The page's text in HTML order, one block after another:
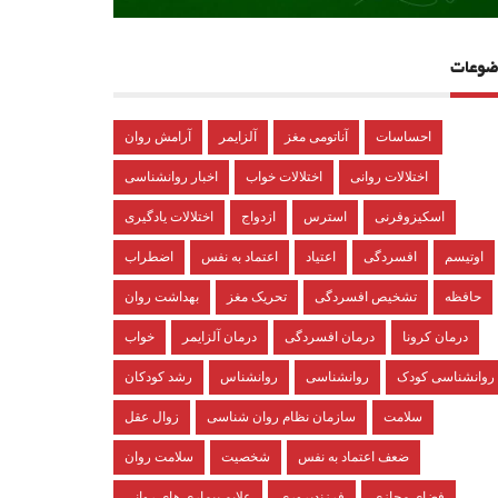
آرامش روان آلزایمر آناتومی مغز احساسات
اخبار روانشناسی اختلالات خواب اختلالات روانی
اختلالات یادگیری ازدواج استرس اسکیزوفرنی
اضطراب اعتماد به نفس اعتیاد افسردگی اوتیسم
بهداشت روان تحریک مغز تشخیص افسردگی حافظه
خواب درمان آلزایمر درمان افسردگی درمان کرونا
رشد کودکان روانشناس روانشناسی روانشناسی کودک
زوال عقل سازمان نظام روان شناسی سلامت
سلامت روان شخصیت ضعف اعتماد به نفس